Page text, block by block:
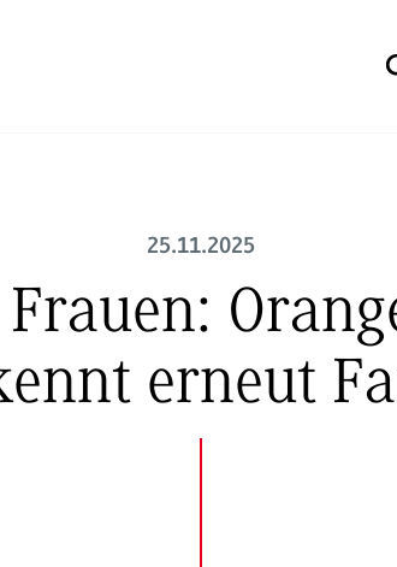
25.11.2025
Frauen:
erneut